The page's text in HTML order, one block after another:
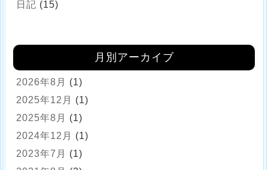
日記 (15)
月別アーカイブ
2026年8月
(1)
2025年12月
(1)
2025年8月
(1)
2024年12月
(1)
2023年7月
(1)